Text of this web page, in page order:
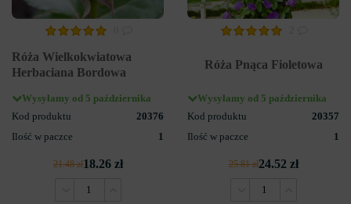
Róża Wielkokwiatowa
Herbaciana Bordowa
Wysyłamy od 5 października
Kod produktu
20376
Ilość w paczce
1
21.48 zł18.26 zł
Róża Pnąca Fioletowa
Wysyłamy od 5 października
Kod produktu
20357
Ilość w paczce
1
25.81 zł24.52 zł